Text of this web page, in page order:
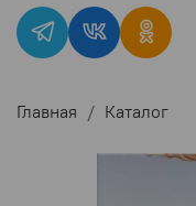
Главная Каталог